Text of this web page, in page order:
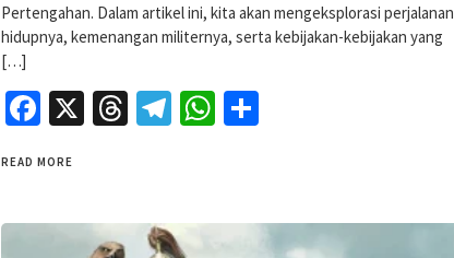
Pertengahan. Dalam artikel ini, kita akan mengeksplorasi perjalanan
hidupnya, kemenangan militernya, serta kebijakan-kebijakan yang
[…]
Facebook
X Threads
Telegram
WhatsApp
READ MORE